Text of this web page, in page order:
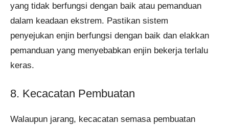
yang tidak berfungsi dengan baik atau pemanduan
dalam keadaan ekstrem. Pastikan sistem
penyejukan enjin berfungsi dengan baik dan elakkan
pemanduan yang menyebabkan enjin bekerja terlalu
keras.
8. Kecacatan Pembuatan
Walaupun jarang, kecacatan semasa pembuatan